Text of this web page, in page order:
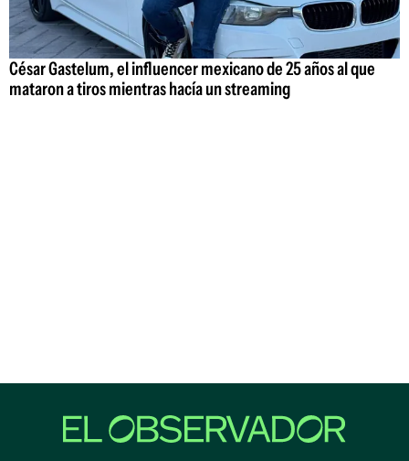
César Gastelum, el influencer mexicano de 25 años al que
mataron a tiros mientras hacía un streaming